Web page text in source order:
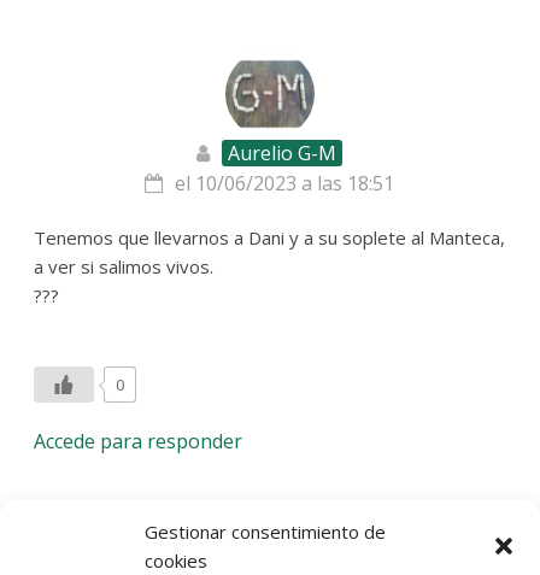
Gestionar consentimiento de
cookies
Aurelio G-M
el 10/06/2023 a las 18:51
Tenemos que llevarnos a Dani y a su soplete al Manteca,
a ver si salimos vivos.
???
0
Accede para responder
Deja una respuesta